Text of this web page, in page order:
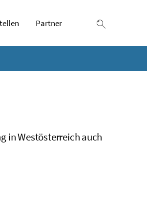
Partner
in Westösterreich auch